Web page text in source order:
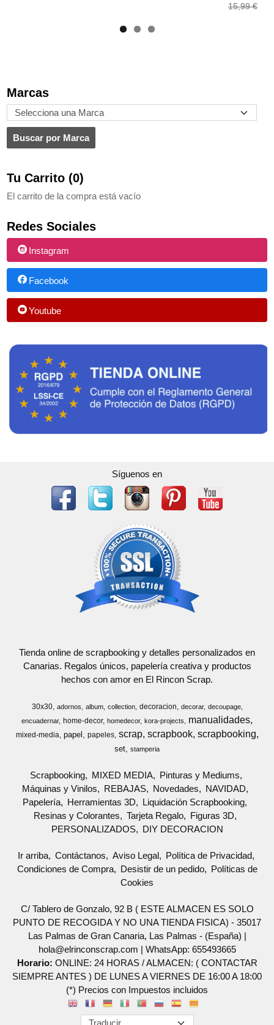
Marcas
Tu Carrito (0)
El carrito de la compra está vacío
Redes Sociales
Instagram
Facebook
Youtube
15,99 €
Síguenos en
Tienda online de scrapbooking y detalles personalizados en
Canarias. Regalos únicos, papelería creativa y productos
hechos con amor en El Rincon Scrap.
30x30 adornos album collection decoracion decorar
decoupage
encuadernar
home-decor homedecor kora-projects manualidades
mixed-media papel papeles scrap scrapbook scrapbooking
set stamperia
Scrapbooking MIXED MEDIA
Pinturas y Mediums
Máquinas y Vinilos
REBAJAS Novedades
NAVIDAD
Papelería
Herramientas 3D
Liquidación Scrapbooking
Resinas y Colorantes
Tarjeta Regalo
Figuras 3D
PERSONALIZADOS
DIY DECORACION
Ir arriba Contáctanos Aviso Legal
Política de Privacidad
Condiciones de Compra
Desistir de un pedido
Políticas de
Cookies
C/ Tablero de Gonzalo, 92 B ( ESTE ALMACEN ES SOLO
PUNTO DE RECOGIDA Y NO UNA TIENDA FISICA) - 35017
Las Palmas de Gran Canaria, Las Palmas - (España) |
hola@elrinconscrap.com | WhatsApp: 655493665
Horario: ONLINE: 24 HORAS / ALMACEN: ( CONTACTAR
SIEMPRE ANTES ) DE LUNES A VIERNES DE 16:00 A 18:00
(*) Precios con Impuestos incluidos